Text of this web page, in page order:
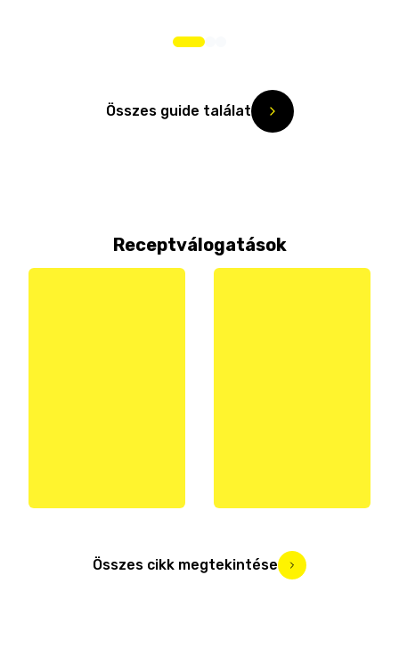
Összes guide találat
Receptválogatások
Összes cikk megtekintése